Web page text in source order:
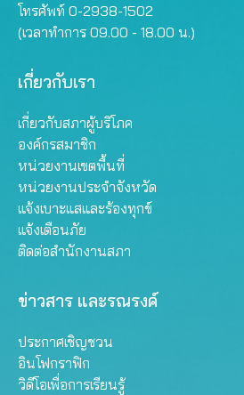
โทรศัพท์ 0-2938-1502
(เวลาทำการ 09.00 - 18.00 น.)
เกี่ยวกับเรา
เกี่ยวกับสภาผู้บริโภค
องค์กรสมาชิก
หน่วยงานเขตพื้นที่
หน่วยงานประจำจังหวัด
แจ้งเบาะแสและร้องทุกข์
แจ้งเตือนภัย
ติดต่อสำนักงานสภา
ข่าวสาร และรณรงค์
ประกาศเชิญชวน
อินโฟกราฟิก
วิดีโอเพื่อการเรียนรู้